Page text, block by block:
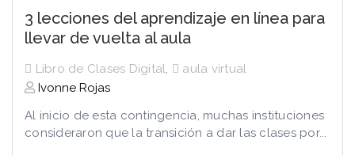
3 lecciones del aprendizaje en línea para
llevar de vuelta al aula
Libro de Clases Digital,
aula virtual
Ivonne Rojas
Al inicio de esta contingencia, muchas instituciones
consideraron que la transición a dar las clases por...